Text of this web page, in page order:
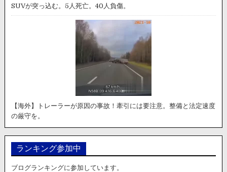
SUVが突っ込む。5人死亡。40人負傷。
【海外】トレーラーが原因の事故！牽引には要注意。整備と法定速度
の厳守を。
ランキング参加中
ブログランキングに参加しています。